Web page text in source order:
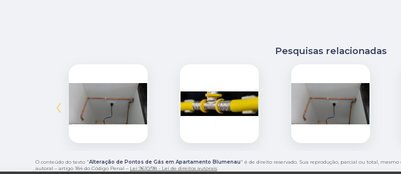
Pesquisas relacionadas
‹
O conteúdo do texto "Alteração de Pontos de Gás em Apartamento Blumenau" é de direito reservado. Sua reprodução, parcial ou total,
autoral – artigo 184 do Código Penal – Lei 9610/98 - Lei de direitos autorais.